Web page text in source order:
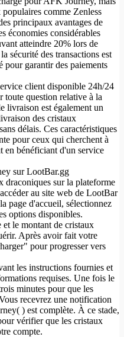
comme Zenless
principaux avantages de
économies considérables
atteindre 20% lors de
sécurité des transactions est
pour garantir des paiements
client disponible 24h/24
toute question relative à la
livraison est également un
des cristaux
délais. Ces caractéristiques
pour ceux qui cherchent à
en bénéficiant d'un service
sur LootBar.gg
draconiques sur la plateforme
au site web de LootBar
page d'accueil, sélectionnez
options disponibles.
le montant de cristaux
Après avoir fait votre
pour progresser vers
les instructions fournies et
requises. Une fois le
minutes pour que les
recevrez une notification
) est complète. À ce stade,
vérifier que les cristaux
compte.